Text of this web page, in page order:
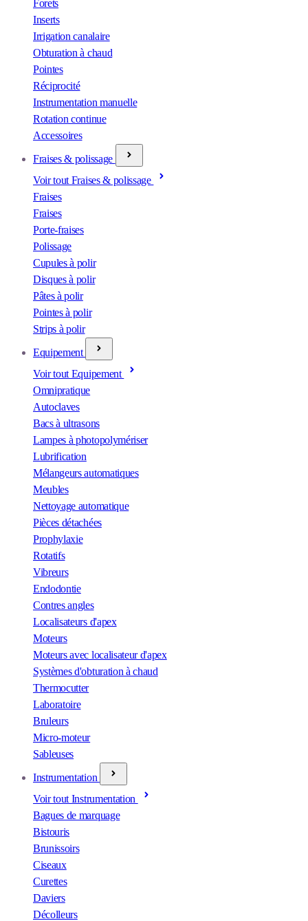
Forets
Inserts
Irrigation canalaire
Obturation à chaud
Pointes
Réciprocité
Instrumentation manuelle
Rotation continue
Accessoires
Fraises & polissage
Voir tout Fraises & polissage
Fraises
Fraises
Porte-fraises
Polissage
Cupules à polir
Disques à polir
Pâtes à polir
Pointes à polir
Strips à polir
Equipement
Voir tout Equipement
Omnipratique
Autoclaves
Bacs à ultrasons
Lampes à photopolymériser
Lubrification
Mélangeurs automatiques
Meubles
Nettoyage automatique
Pièces détachées
Prophylaxie
Rotatifs
Vibreurs
Endodontie
Contres angles
Localisateurs d'apex
Moteurs
Moteurs avec localisateur d'apex
Systèmes d'obturation à chaud
Thermocutter
Laboratoire
Bruleurs
Micro-moteur
Sableuses
Instrumentation
Voir tout Instrumentation
Bagues de marquage
Bistouris
Brunissoirs
Ciseaux
Curettes
Daviers
Décolleurs